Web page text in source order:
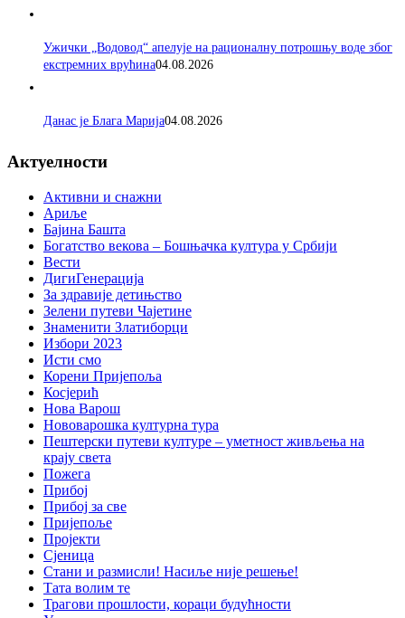
Ужички „Водовод“ апелује на рационалну потрошњу воде због
екстремних врућина04.08.2026
Данас је Блага Марија04.08.2026
Актуелности
Активни и снажни
Ариље
Бајина Башта
Богатство векова – Бошњачка култура у Србији
Вести
ДигиГенерација
За здравије детињство
Зелени путеви Чајетине
Знаменити Златиборци
Избори 2023
Исти смо
Корени Пријепоља
Косјерић
Нова Варош
Нововарошка културна тура
Пештерски путеви културе – уметност живљења на
крају света
Пожега
Прибој
Прибој за све
Пријепоље
Пројекти
Сјеница
Стани и размисли! Насиље није решење!
Тата волим те
Трагови прошлости, кораци будућности